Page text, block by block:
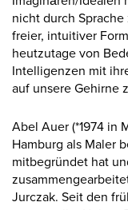
nicht durch
freier, intuitiver
heutzutage von
Intelligenzen mit
auf unsere Gehirne
Abel Auer (*1974 in
Hamburg als Maler
mitbegründet hat
Jurczak. Seit den